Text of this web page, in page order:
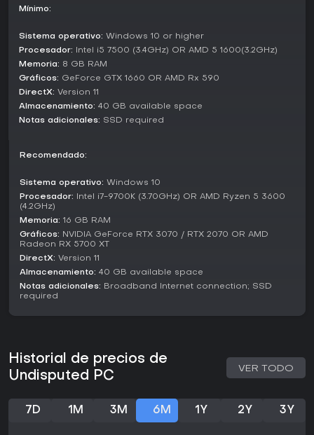
total.
Los Exhibition matches te permiten saltar directamente a
combates rápidos con un roster de más de 70 luchadores
con otros en peleas ranked o casuales, aunque el enfoque
está en perfeccionar habilidades contra IA o rivales
humanos en entornos estructurados.
reglas y presentaciones precisas. Equipos de marcas como
Everlast y Empire Pro Tape aparecen con fidelidad, junto a
La división femenina pone en valor a púgiles como Jessica
libre, todos recreados con modelos detallados mediante
tecnología de escaneo para un aspecto hiperrealista.
puntuación media de 73 sobre 100 según reseñas. Los
jugadores elogian las mecánicas auténticas y los gráficos
que hacen que los combates se sientan intensos y fieles al
Mínimo:
Sistema operativo: Windows 10 or higher
Procesador: Intel i5 7500 (3.4GHz) OR AMD 5 1600(3.2GHz)
Memoria: 8 GB RAM
Gráficos: GeForce GTX 1660 OR AMD Rx 590
DirectX: Version 11
Almacenamiento: 40 GB available space
Notas adicionales: SSD required
Recomendado:
Sistema operativo: Windows 10
Procesador: Intel i7-9700K (3.70GHz) OR AMD Ryzen 5 3600
(4.2GHz)
Memoria: 16 GB RAM
Gráficos: NVIDIA GeForce RTX 3070 / RTX 2070 OR AMD
Radeon RX 5700 XT
DirectX: Version 11
Almacenamiento: 40 GB available space
Notas adicionales: Broadband Internet connection; SSD
required
Historial de precios de
Undisputed PC
VER TODO
7D 1M 3M 6M 1Y 2Y 3Y